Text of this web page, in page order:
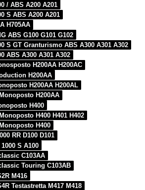
/ ABS A200 A201
S ABS A200 A201
H705AA
ABS G100 G101 G102
S GT Granturismo ABS A300 A301 A302
ABS A300 A301 A302
H200AA H200AC
H200AA
H200AA H200AL
H200AA
H400
H400 H401 H402
H400
RR D100 D101
S A100
C103AA
Touring C103AB
M416
Testastretta M417 M418